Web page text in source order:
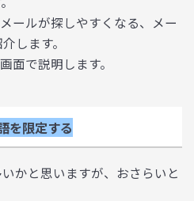
ールが探しやすくなる、メー
します。
で説明します。
を限定する
かと思いますが、おさらいと